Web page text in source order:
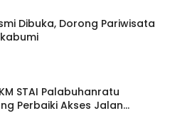
Dibuka, Dorong Pariwisata
STAI Palabuhanratu
Perbaiki Akses Jalan
Sagaranten